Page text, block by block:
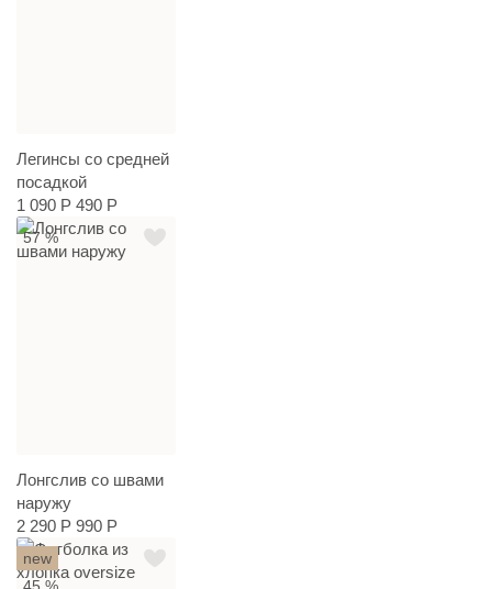
Легинсы со средней
посадкой
1 090 Р 490 Р
57 %
Лонгслив со швами
наружу
2 290 Р 990 Р
new